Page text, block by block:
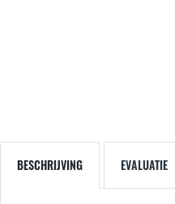
BESCHRIJVING EVALUATIE